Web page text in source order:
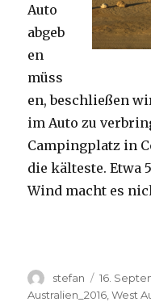
Auto
abgeb
en
müss
en, beschließen
im Auto zu
Campingplatz in
die kälteste. Etwa
Wind macht es
Autor
stefan
am
16.
Australien_2016 ,West